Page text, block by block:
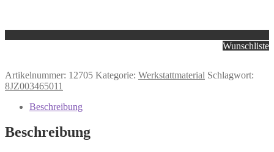
Wunschliste
Artikelnummer: 12705 Kategorie: Werkstattmaterial Schlagwort:
8JZ003465011
Beschreibung
Beschreibung